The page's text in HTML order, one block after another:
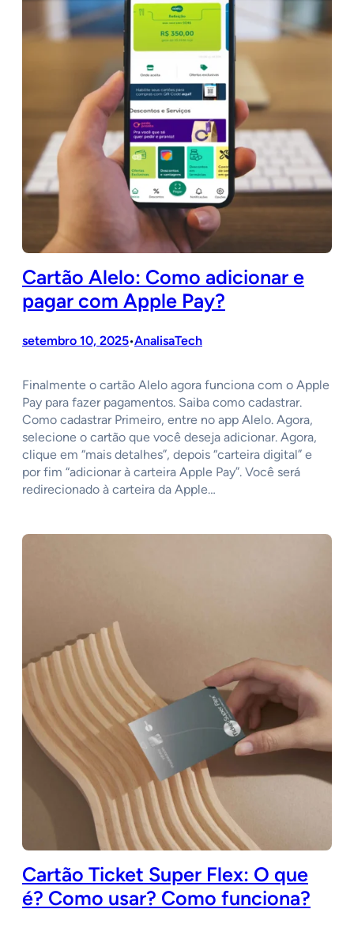
Cartão Alelo: Como adicionar e
pagar com Apple Pay?
setembro 10, 2025•AnalisaTech
Finalmente o cartão Alelo agora funciona com o Apple
Pay para fazer pagamentos. Saiba como cadastrar.
Como cadastrar Primeiro, entre no app Alelo. Agora,
selecione o cartão que você deseja adicionar. Agora,
clique em “mais detalhes”, depois “carteira digital” e
por fim “adicionar à carteira Apple Pay”. Você será
redirecionado à carteira da Apple…
Cartão Ticket Super Flex: O que
é? Como usar? Como funciona?